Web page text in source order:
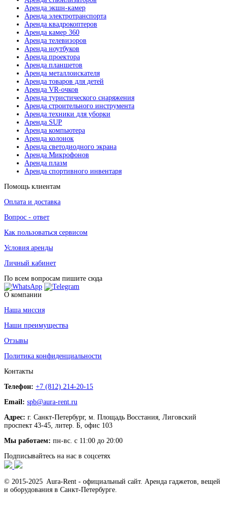
Аренда экшн-камер
Аренда электротранспорта
Аренда квадрокоптеров
Аренда камер 360
Аренда телевизоров
Аренда ноутбуков
Аренда проектора
Аренда планшетов
Аренда металлоискателя
Аренда товаров для детей
Аренда VR-очков
Аренда туристического снаряжения
Аренда строительного инструмента
Аренда техники для уборки
Аренда SUP
Аренда компьютера
Аренда колонок
Аренда светодиодного экрана
Аренда Микрофонов
Аренда плазм
Аренда спортивного инвентаря
Помощь клиентам
Оплата и доставка
Вопрос - ответ
Как пользоваться сервисом
Условия аренды
Личный кабинет
По всем вопросам пишите сюда
О компании
Наша миссия
Наши преимущества
Отзывы
Политика конфиденциальности
Контакты
Телефон: +7 (812) 214-20-15
Email: spb@aura-rent.ru
Адрес: г. Санкт-Петербург, м. Площадь Восстания, Лиговский
проспект 43-45, литер. Б, офис 103
Мы работаем: пн-вс. с 11:00 до 20:00
Подписывайтесь на нас в соцсетях
© 2015-2025 Aura-Rent - официальный сайт. Аренда гаджетов, вещей
и оборудования в Санкт-Петербурге.